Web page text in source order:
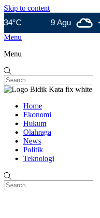
Skip to content
+33°C
Menu
Menu
Home
Ekonomi
Hukum
Olahraga
News
Politik
Teknologi